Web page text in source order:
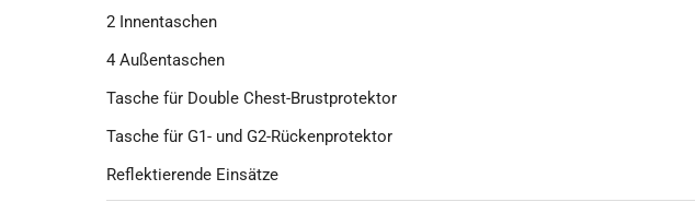
2 Innentaschen
4 Außentaschen
Tasche für Double Chest-Brustprotektor
Tasche für G1- und G2-Rückenprotektor
Reflektierende Einsätze